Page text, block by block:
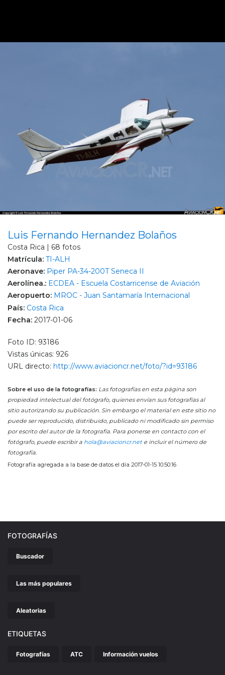
Luis Fernando Hernandez Bolaños
Costa Rica | 68 fotos
Matrícula: TI-ALH
Aeronave: Piper PA-34-200T Seneca II
Aerolínea.: ECDEA - Escuela Costarricense de Aviación
Aeropuerto: MROC - Juan Santamaría Internacional
País: Costa Rica
Fecha: 2017-01-06
Foto ID: 93186
Vistas únicas: 926
URL directo: http://www.aviacioncr.net/foto/?id=93186
Sobre el uso de la fotografías: Las fotografías en esta página son
propiedad intelectual del fotógrafo, quienes envían sus fotografías al
sitio autorizando su publicación. Sin embargo el material en este sitio no
puede ser reproducido, distribuido, publicado ni modificado sin permiso
por escrito del autor de la fotografía. Para ponerse en contacto con el
fotógrafo, puede escribir a hola@aviacioncr.nete incluir el número de
fotografía.
Fotografía agregada a la base de datos el día 2017-01-15 10:50:16
FOTOGRAFÍAS
Buscador
Las más populares
Aleatorias
ETIQUETAS
Fotografías ATC Información vuelos